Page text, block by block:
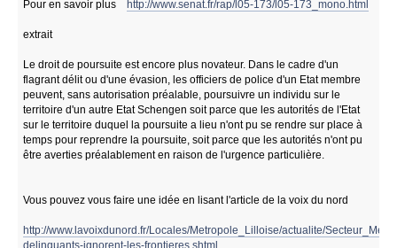
Pour en savoir plushttp://www.senat.fr/rap/l05-173/l05-173_mono.html
extrait
Le droit de poursuite est encore plus novateur. Dans le cadre d'un
flagrant délit ou d'une évasion, les officiers de police d'un Etat membre
peuvent, sans autorisation préalable, poursuivre un individu sur le
territoire d'un autre Etat Schengen soit parce que les autorités de l'Etat
sur le territoire duquel la poursuite a lieu n'ont pu se rendre sur place à
temps pour reprendre la poursuite, soit parce que les autorités n'ont pu
être averties préalablement en raison de l'urgence particulière.
Vous pouvez vous faire une idée en lisant l'article de la voix du nord
http://www.lavoixdunord.fr/Locales/Metropole_Lilloise/actualite/
delinquants-ignorent-les-frontieres.shtml